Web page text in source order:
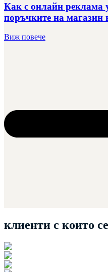
Как с онлайн реклама
поръчките на магазин
Виж повече
клиенти с които